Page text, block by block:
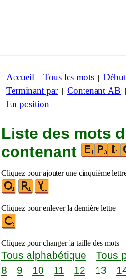
Accueil | Tous les mots |
Terminant par| Contenant AB |
En position
Liste des mots
contenant
Cliquez pour ajouter une cinquième
Cliquez pour enlever la dernière lettre
Cliquez pour changer la taille des mots
Tous alphabétique Tous
8
9 10 11 12 13